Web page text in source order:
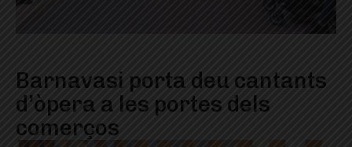
Barnavasi porta deu cantants
d’òpera a les portes dels
comerços